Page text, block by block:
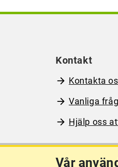
Vår
Kontakt
Kontakta
Vanliga
Hjälp oss